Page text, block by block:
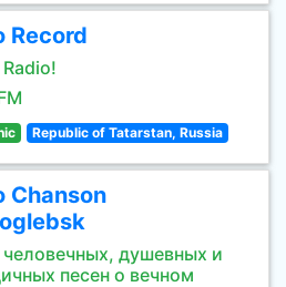
Record
Republic of Tatarstan, Russia
Chanson
душевных и
песен о вечном